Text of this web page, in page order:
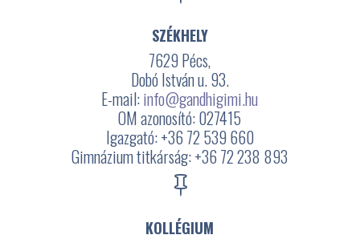
SZÉKHELY
7629 Pécs,
Dobó István u. 93.
E-mail:info@gandhigimi.hu
OM azonosító: 027415
Igazgató: +36 72 539 660
Gimnázium titkárság: +36 72 238 893

KOLLÉGIUM